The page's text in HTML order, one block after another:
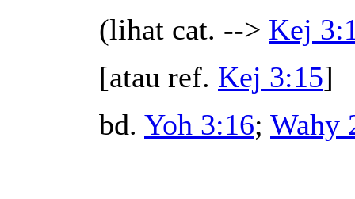
(lihat cat. --> Kej
[atau ref. Kej 3:15]
bd. Yoh 3:16; Wahy